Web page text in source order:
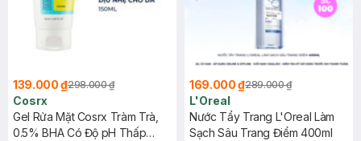
139.000 ₫298.000 ₫
Cosrx
Gel Rửa Mặt Cosrx Tràm Trà,
0.5% BHA Có Độ pH Thấp
169.000 ₫289.000 ₫
L'Oreal
Nước Tẩy Trang L'Oreal Làm
Sạch Sâu Trang Điểm 400ml